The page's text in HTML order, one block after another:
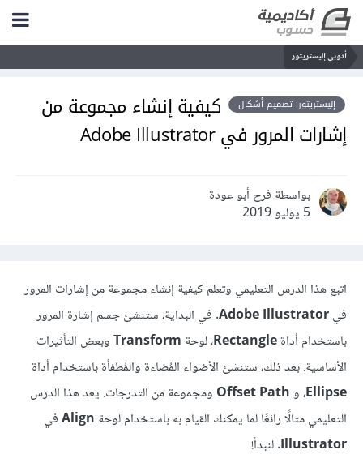
أدوبي إليستريتور
إليستريتور: تصميم أشكال
كيفية إنشاء مجموعة من
إشارات المرور في Adobe Illustrator
بواسطة فرح أبو عودة
5 يوليو 2019
اتبع هذا الدرس التعليمي وتعلم كيفية إنشاء مجموعة من إشارات المرور
فيAdobe Illustrator. في البداية، ستنشئ جسم إشارة المرور
باستخدام أداةRectangle، لوحة Transformوبعض التأثيرات
الأساسية. بعد ذلك، ستنشئ الأضواء المُضاءة والمُطفأة باستخدام أداة
Ellipse، وOffset Path ومجموعة من التدرجات. يعد هذا الدرس
التعليمي مثالًا رائعًا لما يمكنك القيام به باستخدام لوحة Alignفي
Illustrator. لنبدأ!